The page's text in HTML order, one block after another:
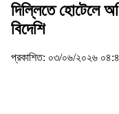
দিল্লিতে হোটেলে
বিদেশি
প্রকাশিত: ০৩/০৬/২০২৬